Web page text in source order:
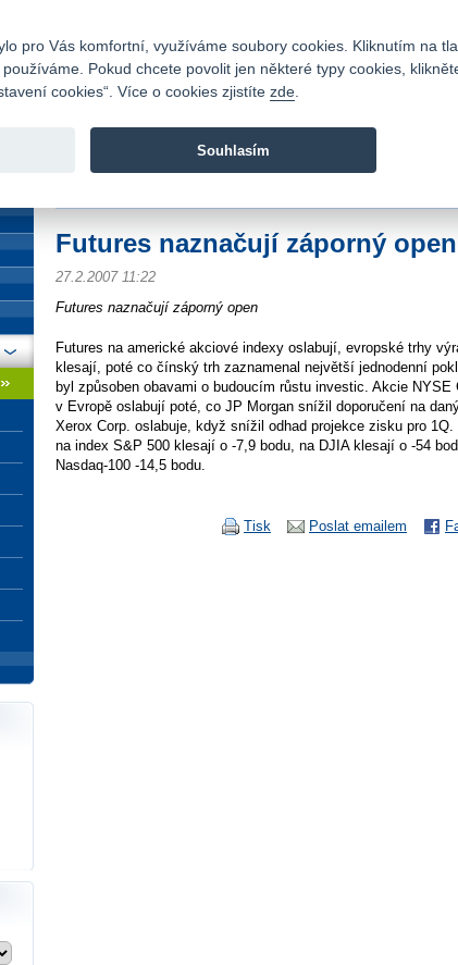
Fio banka je moderní česká banka.
Futures naznačují záporný open
27.2.2007 11:22
Futures naznačují záporný open
Futures na americké akciové indexy oslabují, evropské trhy
klesají, poté co čínský trh zaznamenal největší jednodenní
byl způsoben obavami o budoucím růstu investic. Akcie NYSE
v Evropě oslabují poté, co JP Morgan snížil doporučení na
Xerox Corp. oslabuje, když snížil odhad projekce zisku pro 1Q.
na index S&P 500 klesají o -7,9 bodu, na DJIA klesají o -54
Nasdaq-100 -14,5 bodu.
Poslat emailem
Tisk
pro Vás komfortní, využíváme soubory cookies. Kliknutím na
Pokud chcete povolit jen některé typy cookies,
cookies“. Více o cookies zjistíte zde
Souhlasím